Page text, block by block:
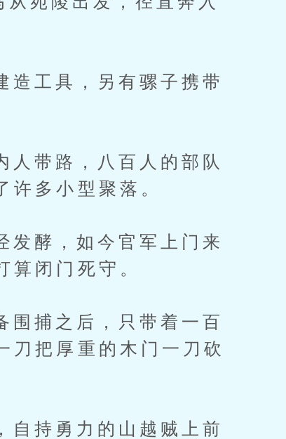
工具，另有骡子携带
带路，八百人的部队
许多小型聚落。
酵，如今官军上门来
算闭门死守。
捕之后，只带着一百
刀把厚重的木门一刀砍
持勇力的山越贼上前